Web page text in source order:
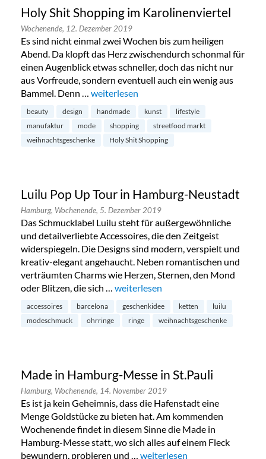
Holy Shit Shopping im Karolinenviertel
Wochenende, 12. Dezember 2019
Es sind nicht einmal zwei Wochen bis zum heiligen
Abend. Da klopft das Herz zwischendurch schonmal für
einen Augenblick etwas schneller, doch das nicht nur
aus Vorfreude, sondern eventuell auch ein wenig aus
Bammel. Denn … „Holy Shit Shopping im Karolinenviertel“
weiterlesen
beauty design handmade kunst
lifestyle
manufaktur
mode shopping
streetfood markt
weihnachtsgeschenke
Holy Shit Shopping
Luilu Pop Up Tour in Hamburg-Neustadt
Hamburg, Wochenende, 5. Dezember 2019
Das Schmucklabel Luilu steht für außergewöhnliche
und detailverliebte Accessoires, die den Zeitgeist
widerspiegeln. Die Designs sind modern, verspielt und
kreativ-elegant angehaucht. Neben romantischen und
verträumten Charms wie Herzen, Sternen, den Mond
oder Blitzen, die sich … „Luilu Pop Up Tour in Hamburg-
weiterlesen
accessoires barcelona geschenkidee ketten
luilu
modeschmuck
ohrringe ringe weihnachtsgeschenke
Made in Hamburg-Messe in St.Pauli
Hamburg, Wochenende, 14. November 2019
Es ist ja kein Geheimnis, dass die Hafenstadt eine
Menge Goldstücke zu bieten hat. Am kommenden
Wochenende findet in diesem Sinne die Made in
Hamburg-Messe statt, wo sich alles auf einem Fleck
bewundern, probieren und … „Made in Hamburg-Messe in
weiterlesen